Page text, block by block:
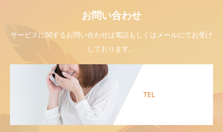
お問い合わせ
サービスに関するお問い合わせは電話もしくはメールにてお受け
しております。
TEL